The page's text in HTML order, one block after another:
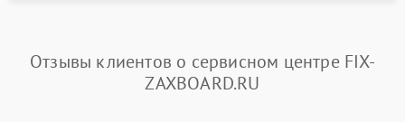
Отзывы клиентов о сервисном центре FIX-
ZAXBOARD.RU